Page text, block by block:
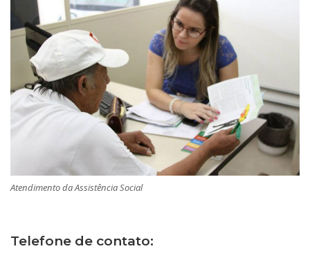
Atendimento da Assistência Social
Telefone de contato: